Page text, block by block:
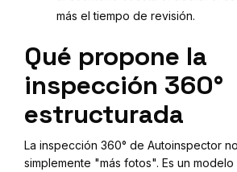
más el tiempo de revisión.
Qué propone la
inspección 360°
estructurada
La inspección 360° de Autoinspector
simplemente "más fotos". Es un